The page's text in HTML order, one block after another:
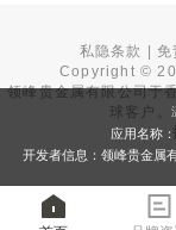
私隐条款 |免
Copyright ©
领峰贵金属有限公司于
球客户
应用名称
开发者信息：领峰贵金属